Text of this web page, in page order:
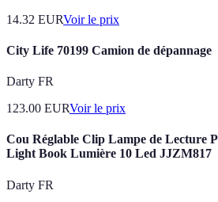
14.32 EURVoir le prix
City Life 70199 Camion de dépannage
Darty FR
123.00 EURVoir le prix
Cou Réglable Clip Lampe de Lecture
Light Book Lumière 10 Led JJZM817
Darty FR